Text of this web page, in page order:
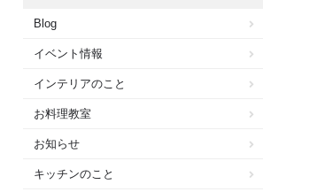
Blog
イベント情報
インテリアのこと
お料理教室
お知らせ
キッチンのこと